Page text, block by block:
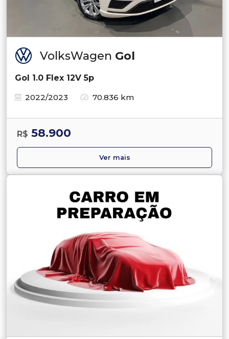
VolksWagen Gol
Gol 1.0 Flex 12V 5p
2022/2023
70.836 km
R$ 58.900
Ver mais